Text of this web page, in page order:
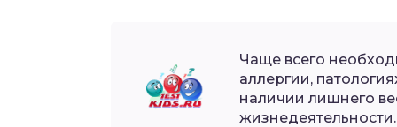
Чаще всего
аллергии,
наличии лишнего
жизнедеятельности.